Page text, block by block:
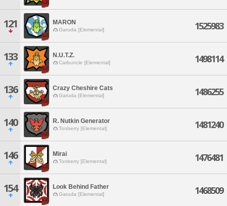
121 MARON
Garuda [Elemental] 1525983
133 N.U.T.Z.
Carbuncle [Elemental] 1498114
136 Crazy Cheshire Cats
Garuda [Elemental] 1486255
140 R. Nutkin Generator
Tonberry [Elemental] 1481240
146 Mirai
Tonberry [Elemental] 1476481
154 Look Behind Father
Garuda [Elemental] 1468509